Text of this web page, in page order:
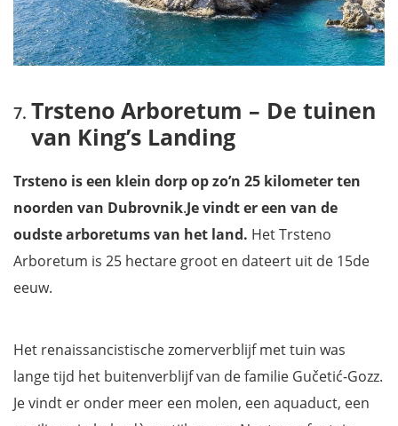
Trsteno Arboretum – De tuinen
van King’s Landing
Trsteno is een klein dorp op zo’n 25 kilometer ten
noorden van Dubrovnik.Je vindt er een van de
oudste arboretums van het land. Het Trsteno
Arboretum is 25 hectare groot en dateert uit de 15de
eeuw.
Het renaissancistische zomerverblijf met tuin was
lange tijd het buitenverblijf van de familie Gučetić-Gozz.
Je vindt er onder meer een molen, een aquaduct, een